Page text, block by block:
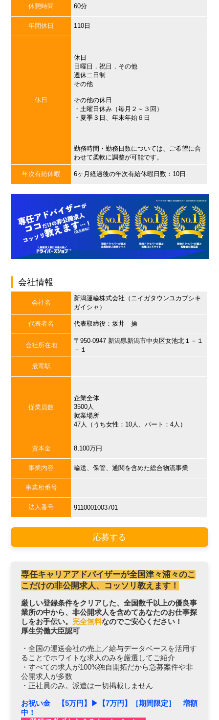
休憩時間 60分
年間休日 110日
休日
休日
日曜日，祝日，その他
週休二日制
その他
その他の休日
・土曜日休み（毎月２～３回）
・夏季３日、年末年始６日
勤務時間・勤務日数については、ご希望に合
わせて柔軟に調整が可能です。
年次有給休暇 6ヶ月経過後の年次有給休暇日数：10日
会社情報
会社名
新潟運輸株式会社（ニイガタウンユカブシキ
ガイシャ）
代表者名 代表取締役：坂井 操
会社所在地
〒950-0947 新潟県新潟市中央区女池北１－１
－１
最寄駅
従業員数
企業全体
3500人
就業場所
47人（うち女性：10人、パート：4人）
資本金 8,100万円
事業内容 輸送、保管、通関を含めた総合物流事業
事業所番号
法人番号 9110001003701
応募する
専任キャリアアドバイザーが全国津々浦々のこ
こだけの非公開求人、コッソリ教えます！
厳しい登録条件をクリアした、全国数千以上の優良事
業所の中から、非公開求人を含めてあなたのお仕事探
しをお手伝い。 完全無料なのでご安心ください！
厚生労働大臣認可
・全国の運送会社の売上／給与データベースを活用す
ることでホワイトな求人のみを厳選してご紹介
・すべての求人が100%独自開拓だから急募案件や非
公開求人が多数
・正社員のみ。派遣は一切掲載しません
お祝い金 【5万円】▶︎【7万円】［期間限定］ 増額
中！